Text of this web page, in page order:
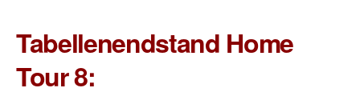
Tabellenendstand Home
Tour 8: